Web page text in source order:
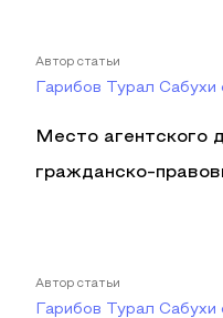
Автор статьи
Гарибов Турал Сабухи
Место агентского
гражданско-
Автор статьи
Гарибов Турал Сабухи